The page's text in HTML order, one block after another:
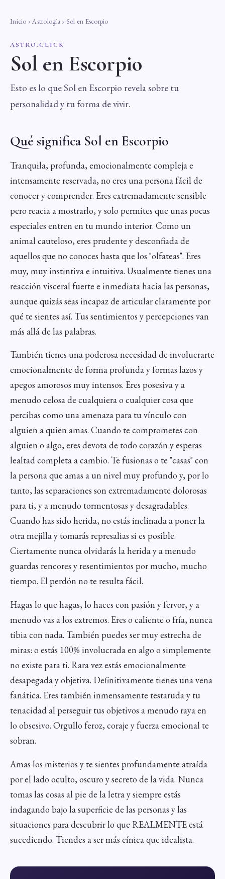
Inicio ›Astrología › Sol en Escorpio
ASTRO.CLICK
Sol en Escorpio
Esto es lo que Sol en Escorpio revela sobre tu
personalidad y tu forma de vivir.
Qué significa Sol en Escorpio
Tranquila, profunda, emocionalmente compleja e
intensamente reservada, no eres una persona fácil de
conocer y comprender. Eres extremadamente sensible
pero reacia a mostrarlo, y solo permites que unas pocas
especiales entren en tu mundo interior. Como un
animal cauteloso, eres prudente y desconfiada de
aquellos que no conoces hasta que los "olfateas". Eres
muy, muy instintiva e intuitiva. Usualmente tienes una
reacción visceral fuerte e inmediata hacia las personas,
aunque quizás seas incapaz de articular claramente por
qué te sientes así. Tus sentimientos y percepciones van
más allá de las palabras.
También tienes una poderosa necesidad de involucrarte
emocionalmente de forma profunda y formas lazos y
apegos amorosos muy intensos. Eres posesiva y a
menudo celosa de cualquiera o cualquier cosa que
percibas como una amenaza para tu vínculo con
alguien a quien amas. Cuando te comprometes con
alguien o algo, eres devota de todo corazón y esperas
lealtad completa a cambio. Te fusionas o te "casas" con
la persona que amas a un nivel muy profundo y, por lo
tanto, las separaciones son extremadamente dolorosas
para ti, y a menudo tormentosas y desagradables.
Cuando has sido herida, no estás inclinada a poner la
otra mejilla y tomarás represalias si es posible.
Ciertamente nunca olvidarás la herida y a menudo
guardas rencores y resentimientos por mucho, mucho
tiempo. El perdón no te resulta fácil.
Hagas lo que hagas, lo haces con pasión y fervor, y a
menudo vas a los extremos. Eres o caliente o fría, nunca
tibia con nada. También puedes ser muy estrecha de
miras: o estás 100% involucrada en algo o simplemente
no existe para ti. Rara vez estás emocionalmente
desapegada y objetiva. Definitivamente tienes una vena
fanática. Eres también inmensamente testaruda y tu
tenacidad al perseguir tus objetivos a menudo raya en
lo obsesivo. Orgullo feroz, coraje y fuerza emocional te
sobran.
Amas los misterios y te sientes profundamente atraída
por el lado oculto, oscuro y secreto de la vida. Nunca
tomas las cosas al pie de la letra y siempre estás
indagando bajo la superficie de las personas y las
situaciones para descubrir lo que REALMENTE está
sucediendo. Tiendes a ser más cínica que idealista.